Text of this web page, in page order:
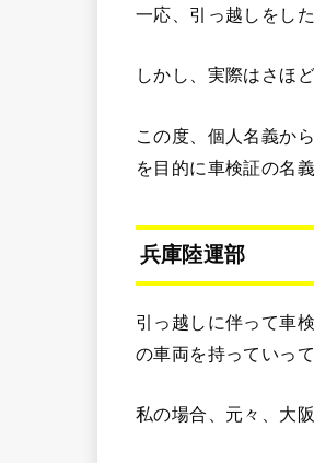
一応、引っ越しをし
しかし、実際はさほ
この度、個人名義か
を目的に車検証の名
兵庫陸運部
引っ越しに伴って車
の車両を持っていっ
私の場合、元々、大